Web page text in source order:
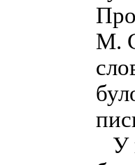
М.
У